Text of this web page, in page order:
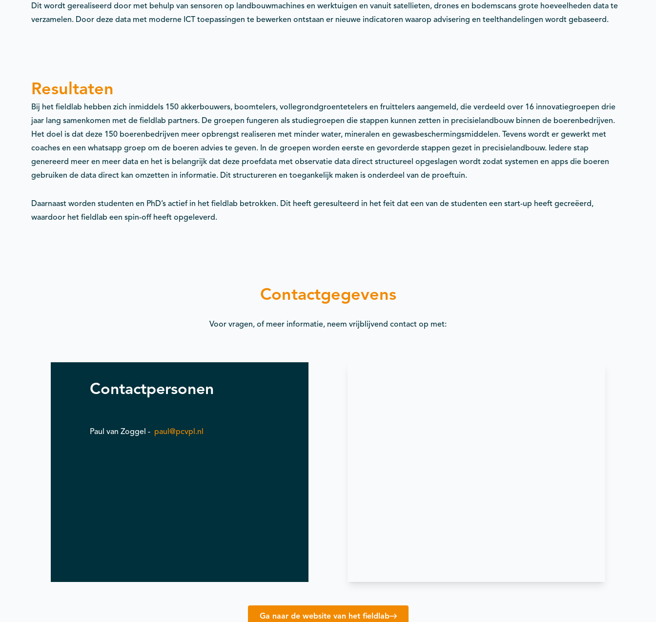
Dit wordt gerealiseerd door met behulp van sensoren op landbouwmachines en werktuigen en vanuit satellieten, drones en bodemscans grote hoeveelheden data te
verzamelen. Door deze data met moderne ICT toepassingen te bewerken ontstaan er nieuwe indicatoren waarop advisering en teelthandelingen wordt gebaseerd.
Resultaten
Bij het fieldlab hebben zich inmiddels 150 akkerbouwers, boomtelers, vollegrondgroentetelers en fruittelers aangemeld, die verdeeld over 16 innovatiegroepen drie
jaar lang samenkomen met de fieldlab partners. De groepen fungeren als studiegroepen die stappen kunnen zetten in precisielandbouw binnen de boerenbedrijven.
Het doel is dat deze 150 boerenbedrijven meer opbrengst realiseren met minder water, mineralen en gewasbeschermingsmiddelen. Tevens wordt er gewerkt met
coaches en een whatsapp groep om de boeren advies te geven. In de groepen worden eerste en gevorderde stappen gezet in precisielandbouw. Iedere stap
genereerd meer en meer data en het is belangrijk dat deze proefdata met observatie data direct structureel opgeslagen wordt zodat systemen en apps die boeren
gebruiken de data direct kan omzetten in informatie. Dit structureren en toegankelijk maken is onderdeel van de proeftuin.
Daarnaast worden studenten en PhD’s actief in het fieldlab betrokken. Dit heeft geresulteerd in het feit dat een van de studenten een start-up heeft gecreëerd,
waardoor het fieldlab een spin-off heeft opgeleverd.
Contactgegevens
Voor vragen, of meer informatie, neem vrijblijvend contact op met:
Contactpersonen
Paul van Zoggel - paul@pcvpl.nl
Ga naar de website van het fieldlab